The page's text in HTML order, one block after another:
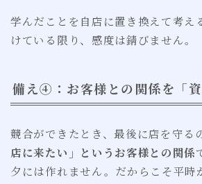
学んだことを自店に置き換えて考
けている限り、感度は錆びません。
備え④：お客様との関係を「資
競合ができたとき、最後に店を守る
店に来たい」というお客様との関係
夕には作れません。だからこそ平時